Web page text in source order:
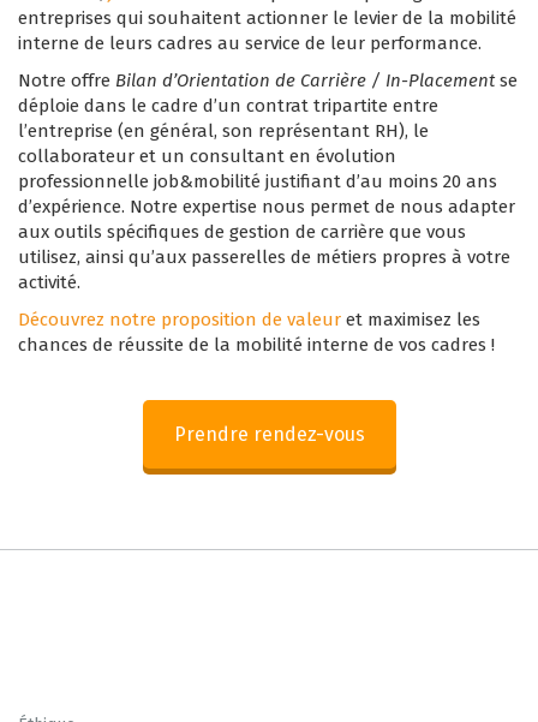
entreprises qui souhaitent actionner le levier de la mobilité
interne de leurs cadres au service de leur performance.
Notre offre Bilan d’Orientation de Carrière / In-Placementse
déploie dans le cadre d’un contrat tripartite entre
l’entreprise (en général, son représentant RH), le
collaborateur et un consultant en évolution
professionnelle job&mobilité justifiant d’au moins 20 ans
d’expérience. Notre expertise nous permet de nous adapter
aux outils spécifiques de gestion de carrière que vous
utilisez, ainsi qu’aux passerelles de métiers propres à votre
activité.
Découvrez notre proposition de valeur et maximisez les
chances de réussite de la mobilité interne de vos cadres !
Prendre rendez-vous